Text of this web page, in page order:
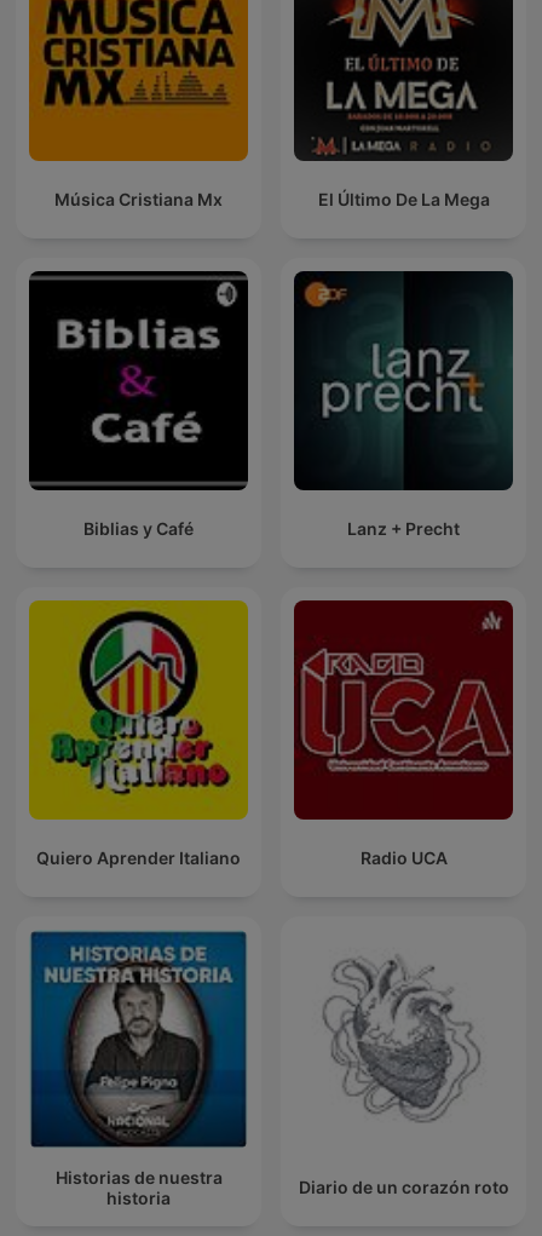
Música Cristiana Mx El Último De La Mega
Biblias y Café Lanz + Precht
Quiero Aprender Italiano Radio UCA
Historias de nuestra
historia
Diario de un corazón roto